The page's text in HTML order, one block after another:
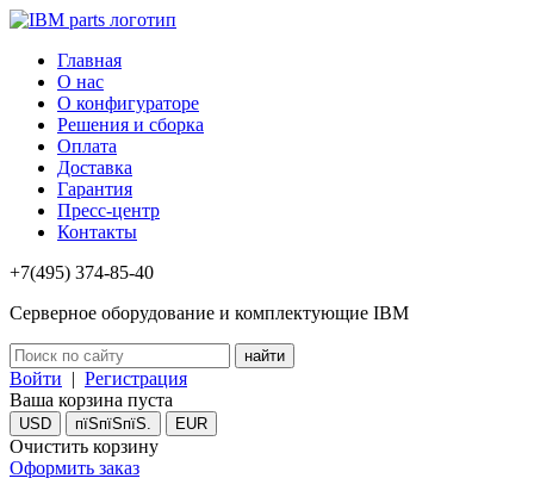
Главная
О нас
О конфигураторе
Решения и сборка
Оплата
Доставка
Гарантия
Пресс-центр
Контакты
+7(495) 374-85-40
Серверное оборудование и комплектующие IBM
Войти | Регистрация
Ваша корзина пуста
USD пїЅпїЅпїЅ. EUR
Очистить корзину
Оформить заказ